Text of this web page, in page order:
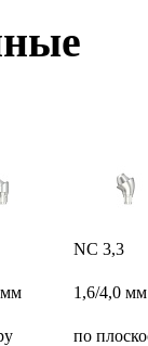
NC 3,3
мм 1,6/4,0 мм
по